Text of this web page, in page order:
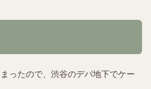
ったので、渋谷のデパ地下でケー